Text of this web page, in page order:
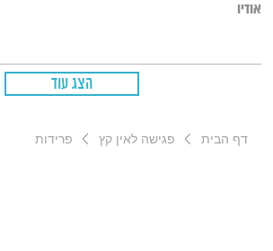
אודיו
הצג עוד
דף הבית פגישה לאין קץ פרידות